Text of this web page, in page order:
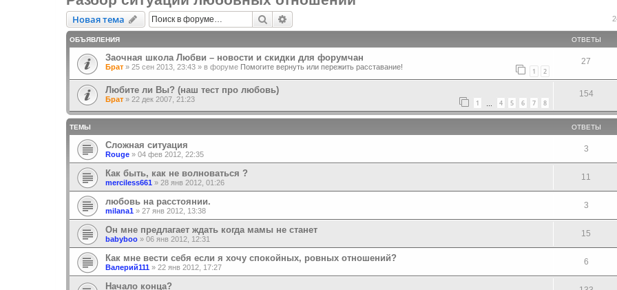
Новая тема
Новаятема Поиск
ОБЪЯВЛЕНИЯ ОТВЕТЫ
Заочная школа Любви – новости и скидки для форумчан
Брат » 25 сен 2013, 23:43 » в форуме Помогите вернуть или пережить расставание! 1 2
27
Любите ли Вы? (наш тест про любовь)
Брат » 22 дек 2007, 21:23 1 4 5 6 7 8
154
ТЕМЫ ОТВЕТЫ
Сложная ситуация
Rouge » 04 фев 2012, 22:35
3
Как быть, как не волноваться ?
merciless661 » 28 янв 2012, 01:26
11
любовь на расстоянии.
milana1 » 27 янв 2012, 13:38
3
Он мне предлагает ждать когда мамы не станет
babyboo » 06 янв 2012, 12:31
15
Как мне вести себя если я хочу спокойных, ровных отношений?
Валерий111 » 22 янв 2012, 17:27
6
Начало конца?